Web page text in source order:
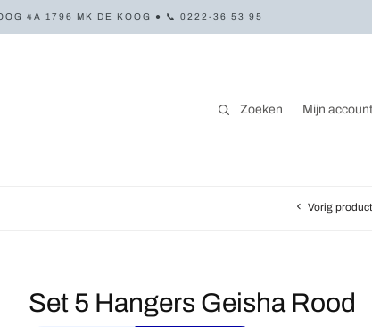
4A 1796 MK DE KOOG ● 📞 0222-36 53 95
Zoeken Mijn account
Vorig product
Set 5 Hangers Geisha Rood